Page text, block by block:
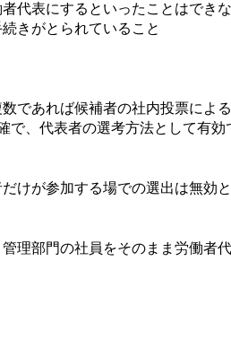
表にするといったことはできな
きがとられていること
であれば候補者の社内投票によ
、代表者の選考方法として有効
けが参加する場での選出は無効
理部門の社員をそのまま労働者